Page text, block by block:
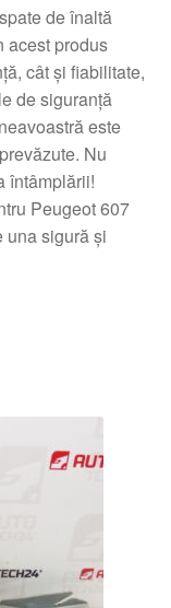
de înaltă
acest produs
cât și fiabilitate,
de siguranță
este
Nu
întâmplării!
Peugeot 607
una sigură și